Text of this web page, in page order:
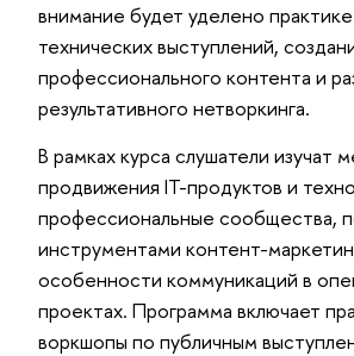
внимание будет уделено
технических выступлений,
профессионального контента и
результативного нетворкинга.
В рамках курса слушатели изучат
продвижения IT-продуктов и
профессиональные сообщества,
инструментами контент-
особенности коммуникаций в
проектах. Программа включает
воркшопы по публичным